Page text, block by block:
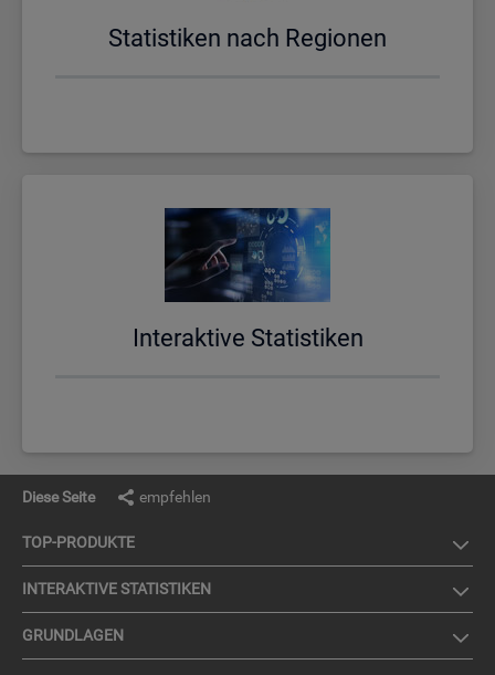
Sta­tis­ti­ken nach Re­gio­nen
In­ter­ak­ti­ve Sta­tis­ti­ken
Diese Seite empfehlen
TOP-PRO­DUK­TE
IN­TER­AK­TI­VE STA­TIS­TI­KEN
GRUND­LA­GEN